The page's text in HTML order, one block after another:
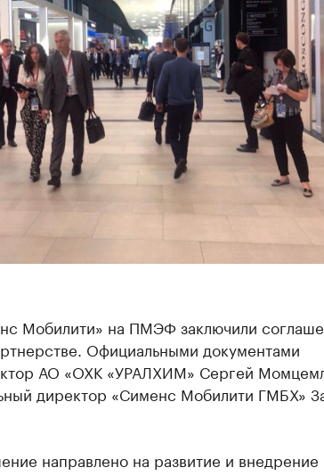
Мобилити» на ПМЭФ заключили
Официальными документами
АО «ОХК «УРАЛХИМ» Сергей
директор «Сименс Мобилити ГМБХ»
направлено на развитие и внедрение